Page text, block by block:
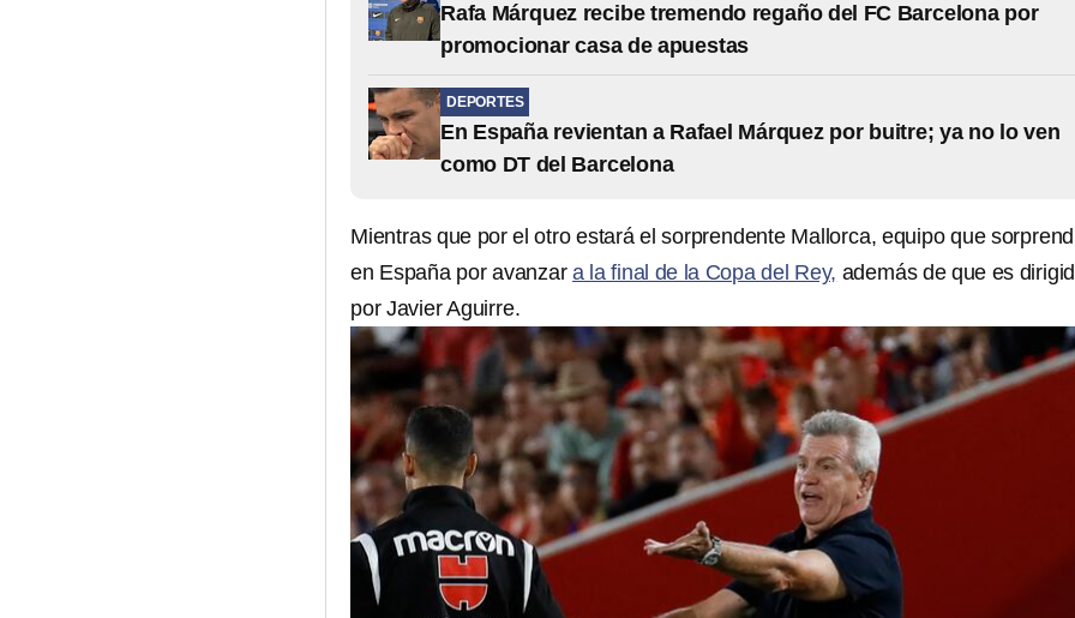
Rafa Márquez recibe tremendo regaño del FC Barcelona por
promocionar casa de apuestas
DEPORTES
En España revientan a Rafael Márquez por buitre; ya no lo ven
como DT del Barcelona
Mientras que por el otro estará el sorprendente Mallorca, equipo que
en España por avanzara la final de la Copa del Rey, además de que es
por Javier Aguirre.